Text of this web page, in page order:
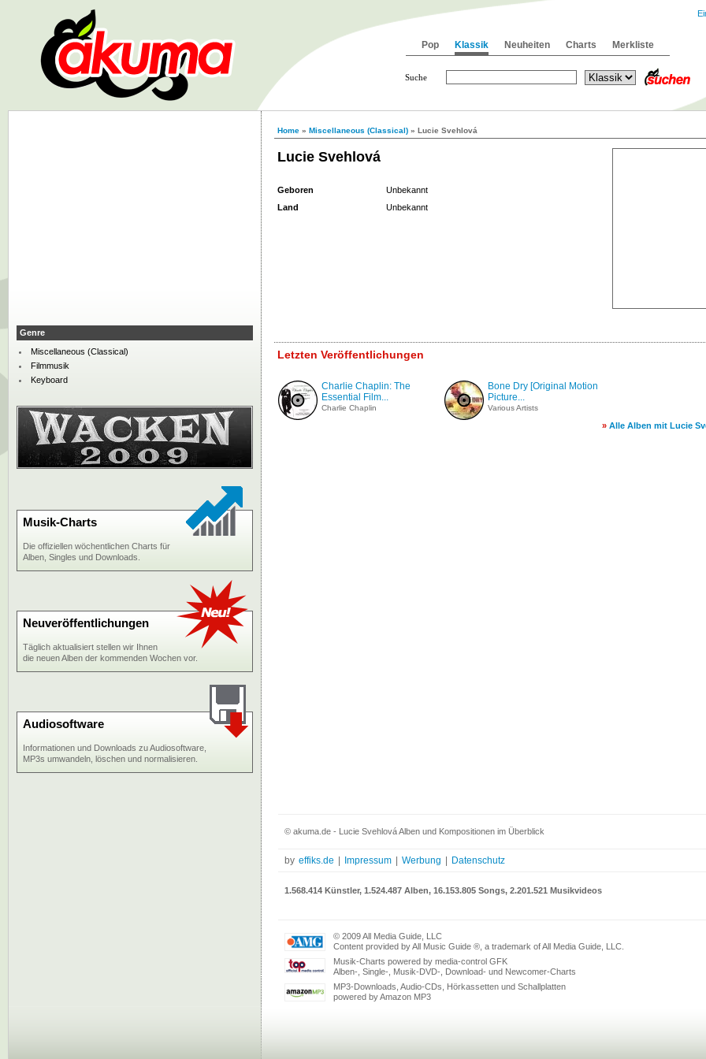
Home » Miscellaneous (Classical) » Lucie Svehlová
Lucie Svehlová
Geboren
Unbekannt
Land
Unbekannt
Letzten Veröffentlichungen
Charlie Chaplin: The
Essential Film...
Charlie Chaplin
Bone Dry [Original Motion
Picture...
Various Artists
» Alle Alben mit Lucie
Genre
Miscellaneous (Classical)
Filmmusik
Keyboard
Musik-Charts
Die offiziellen wöchentlichen Charts für
Alben, Singles und Downloads.
Neuveröffentlichungen
Täglich aktualisiert stellen wir Ihnen
die neuen Alben der kommenden Wochen vor.
Audiosoftware
Informationen und Downloads zu Audiosoftware,
MP3s umwandeln, löschen und normalisieren.
© akuma.de - Lucie Svehlová Alben und Kompositionen im Überblick
by effiks.de Impressum Werbung Datenschutz
1.568.414 Künstler, 1.524.487 Alben, 16.153.805 Songs, 2.201.521 Musikvideos
© 2009 All Media Guide, LLC
Content provided by All Music Guide ®, a trademark of All Media Guide, LLC.
Musik-Charts powered by media-control GFK
Alben-, Single-, Musik-DVD-, Download- und Newcomer-Charts
MP3-Downloads, Audio-CDs, Hörkassetten und Schallplatten
powered by Amazon MP3
Pop Klassik Neuheiten Charts Merkliste
Suche